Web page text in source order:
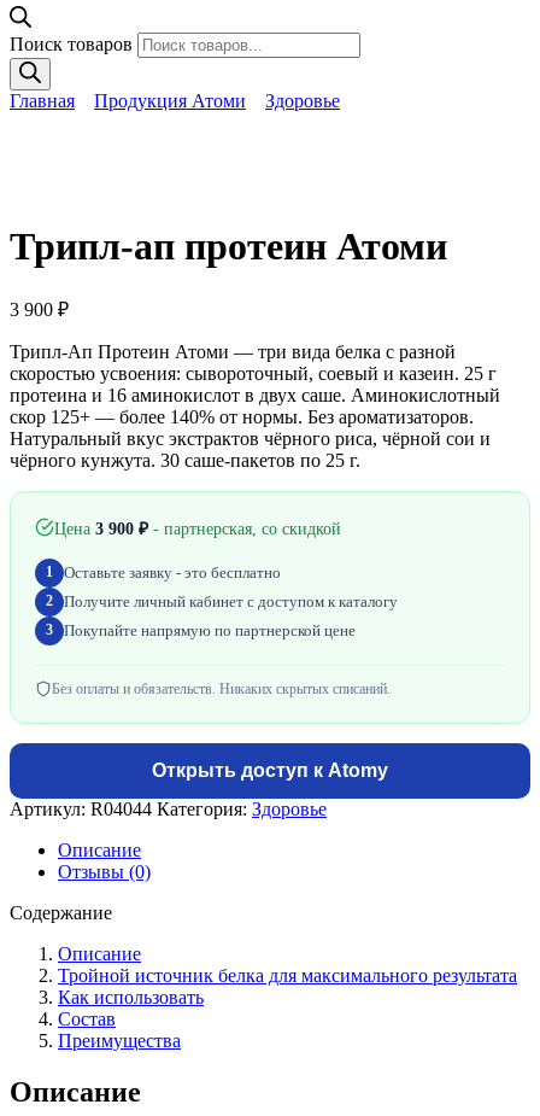
Поиск товаров
Главная Продукция Атоми Здоровье
Трипл-ап протеин Атоми
3 900 ₽
Трипл-Ап Протеин Атоми — три вида белка с разной
скоростью усвоения: сывороточный, соевый и казеин. 25 г
протеина и 16 аминокислот в двух саше. Аминокислотный
скор 125+ — более 140% от нормы. Без ароматизаторов.
Натуральный вкус экстрактов чёрного риса, чёрной сои и
чёрного кунжута. 30 саше-пакетов по 25 г.
Цена 3 900 ₽- партнерская, со скидкой
1 Оставьте заявку - это бесплатно
2 Получите личный кабинет с доступом к каталогу
3 Покупайте напрямую по партнерской цене
Без оплаты и обязательств. Никаких скрытых списаний.
Открыть доступ к Atomy
Артикул: R04044 Категория: Здоровье
Описание
Отзывы (0)
Содержание
Описание
Тройной источник белка для максимального результата
Как использовать
Состав
Преимущества
Описание